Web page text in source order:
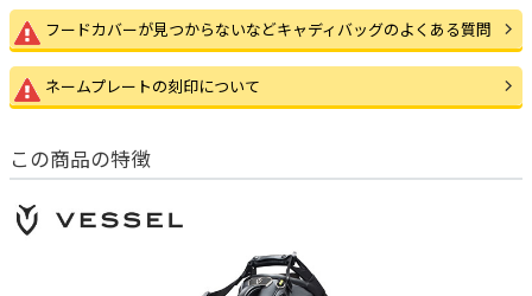
フードカバーが見つからないなどキャディバッグのよくある質問
ネームプレートの刻印について
この商品の特徴